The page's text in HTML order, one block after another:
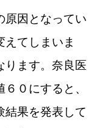
原因となってい
えてしまいま
ります。奈良医
０にすると、
結果を発表して